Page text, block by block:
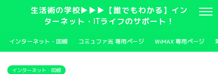
生活術の学校▶▶▶【誰でもわかる】イン
ターネット・ITライフのサポート！
インターネット・回線 コミュファ光 専用ページ WiMAX 専用ページ
インターネット・回線